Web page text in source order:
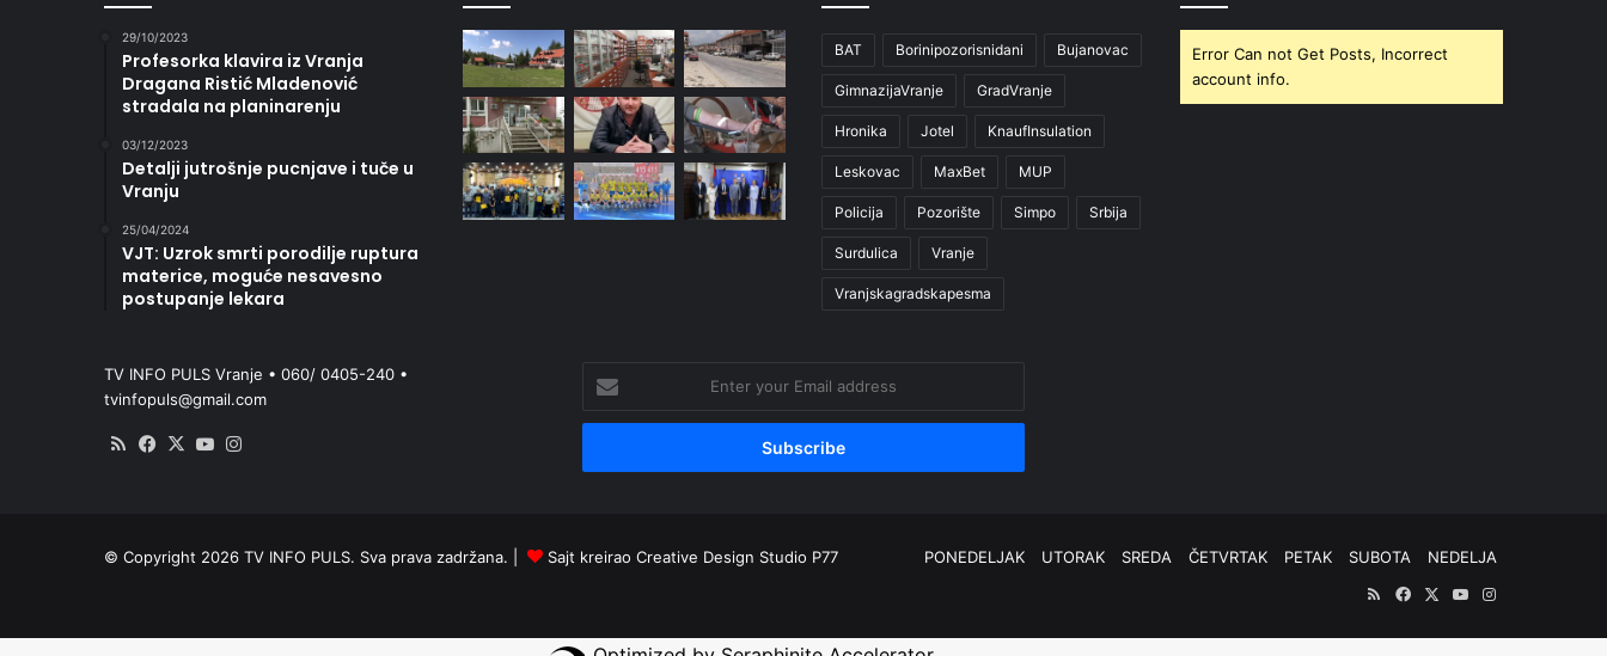
29/10/2023
Profesorka klavira iz Vranja
Dragana Ristić Mladenović
stradala na planinarenju
03/12/2023
Detalji jutrošnje pucnjave i tuče u
Vranju
25/04/2024
VJT: Uzrok smrti porodilje ruptura
materice, moguće nesavesno
postupanje lekara
BAT Borinipozorisnidani Bujanovac
GimnazijaVranje GradVranje
Hronika Jotel KnaufInsulation
Leskovac MaxBet MUP
Policija Pozorište Simpo Srbija
Surdulica Vranje
Vranjskagradskapesma
Error Can not Get Posts, Incorrect
account info.
TV INFO PULS Vranje • 060/ 0405-240 •
tvinfopuls@gmail.com
RSS Facebook
X YouTube
your
Email
© Copyright 2026 TV INFO PULS. Sva prava zadržana. | Sajt kreirao Creative Design Studio P77 PONEDELJAK UTORAK SREDA ČETVRTAK PETAK SUBOTA
NEDELJA
RSSFacebook
X YouTubeInstagram